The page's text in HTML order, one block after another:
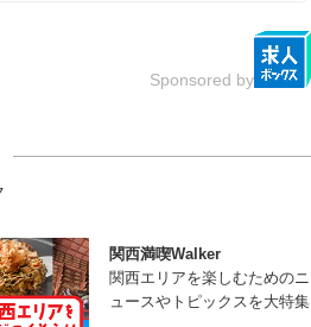
Sponsored by
関西満喫Walker
関西エリアを楽しむためのニ
ュースやトピックスを大特集